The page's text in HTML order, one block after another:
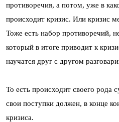
противоречия, а потом, уже в
происходит кризис. Или кризис
Тоже есть набор противоречий,
который в итоге приводит к
научатся друг с другом
То есть происходит своего рода
свои поступки должен, в конце
кризиса.